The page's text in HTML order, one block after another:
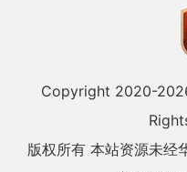
Copyright 2020-
版权所有 本站资源未经